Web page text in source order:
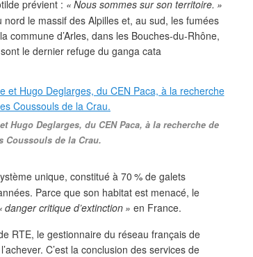
prévient : « Nous sommes sur son territoire. »
le massif des Alpilles et, au sud, les fumées
commune d’Arles, dans les Bouches-du-Rhône,
le dernier refuge du ganga cata
Hugo Deglarges, du CEN Paca, à la recherche de
Coussouls de la Crau.
unique, constitué à 70 % de galets
Parce que son habitat est menacé, le
danger critique d’extinction » en France.
RTE, le gestionnaire du réseau français de
C’est la conclusion des services de